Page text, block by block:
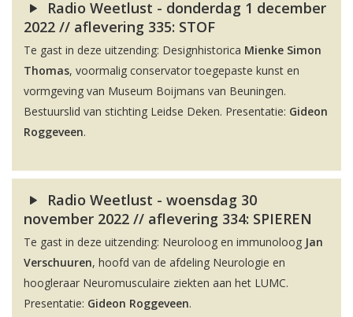
Radio Weetlust - donderdag 1 december
2022 // aflevering 335: STOF
Te gast in deze uitzending: Designhistorica Mienke Simon
Thomas, voormalig conservator toegepaste kunst en
vormgeving van Museum Boijmans van Beuningen.
Bestuurslid van stichting Leidse Deken. Presentatie: Gideon
Roggeveen.
Radio Weetlust - woensdag 30
november 2022 // aflevering 334: SPIEREN
Te gast in deze uitzending: Neuroloog en immunoloog Jan
Verschuuren, hoofd van de afdeling Neurologie en
hoogleraar Neuromusculaire ziekten aan het LUMC.
Presentatie: Gideon Roggeveen.